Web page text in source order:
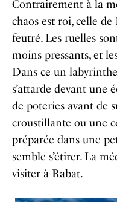
Contrairement à la
chaos est roi, celle
feutré. Les ruelles
moins pressants, et
Dans ce un
s’attarde devant une
de poteries avant de
croustillante ou une
préparée dans une
semble s’étirer. La
visiter à Rabat.